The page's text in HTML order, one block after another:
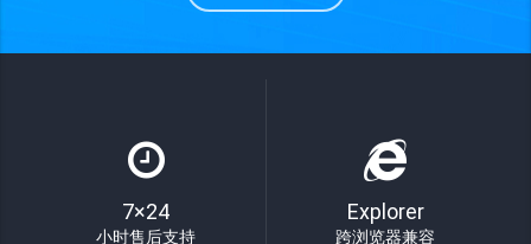
7×24
小时售后支持
Explorer
跨浏览器兼容